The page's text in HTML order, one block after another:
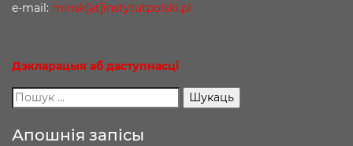
e-mail: minsk[at]instytutpolski.pl
Дэкларацыя аб даступнасці
Апошнія запісы